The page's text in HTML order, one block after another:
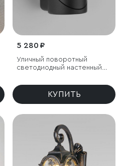
5 280 ₽
Уличный поворотный
светодиодный настенный
КУПИТЬ